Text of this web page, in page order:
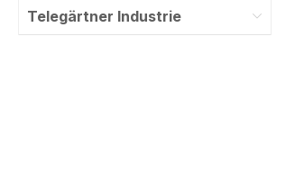
Telegärtner Industrie